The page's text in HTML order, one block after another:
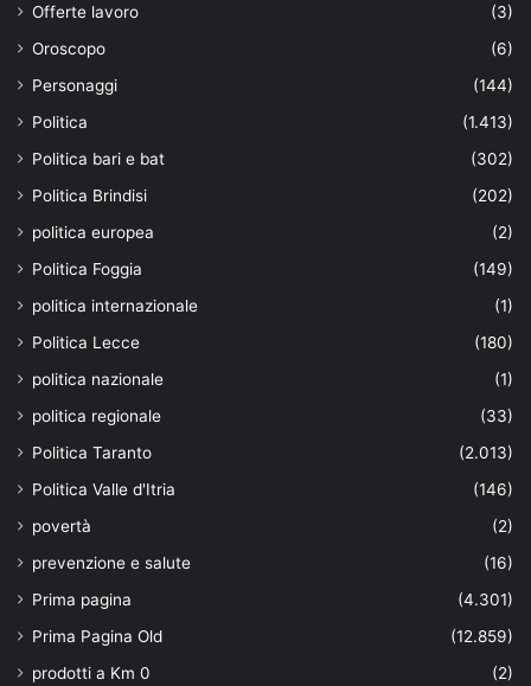
Offerte lavoro
(3)
Oroscopo
(6)
Personaggi
(144)
Politica
(1.413)
Politica bari e bat
(302)
Politica Brindisi
(202)
politica europea
(2)
Politica Foggia
(149)
politica internazionale
(1)
Politica Lecce
(180)
politica nazionale
(1)
politica regionale
(33)
Politica Taranto
(2.013)
Politica Valle d'Itria
(146)
povertà
(2)
prevenzione e salute
(16)
Prima pagina
(4.301)
Prima Pagina Old
(12.859)
prodotti a Km 0
(2)